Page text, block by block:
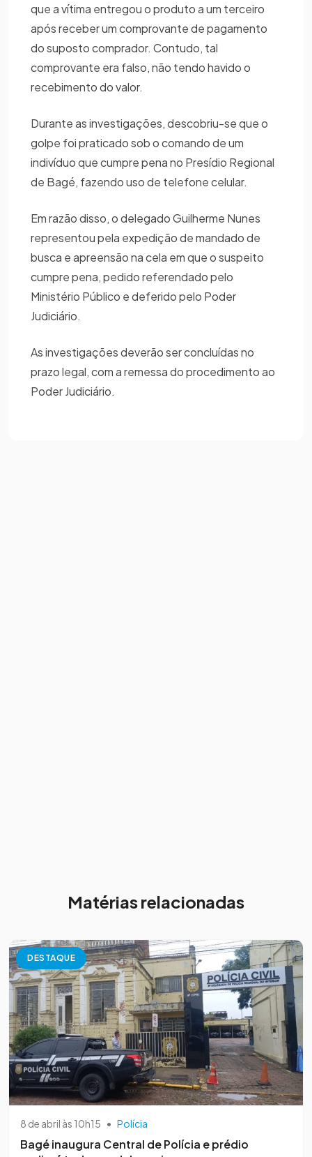
que a vítima entregou o produto a um terceiro
após receber um comprovante de pagamento
do suposto comprador. Contudo, tal
comprovante era falso, não tendo havido o
recebimento do valor.
Durante as investigações, descobriu-se que o
golpe foi praticado sob o comando de um
indivíduo que cumpre pena no Presídio Regional
de Bagé, fazendo uso de telefone celular.
Em razão disso, o delegado Guilherme Nunes
representou pela expedição de mandado de
busca e apreensão na cela em que o suspeito
cumpre pena, pedido referendado pelo
Ministério Público e deferido pelo Poder
Judiciário.
As investigações deverão ser concluídas no
prazo legal, com a remessa do procedimento ao
Poder Judiciário.
Matérias relacionadas
DESTAQUE
8 de abril às 10h15 • Polícia
Bagé inaugura Central de Polícia e prédio